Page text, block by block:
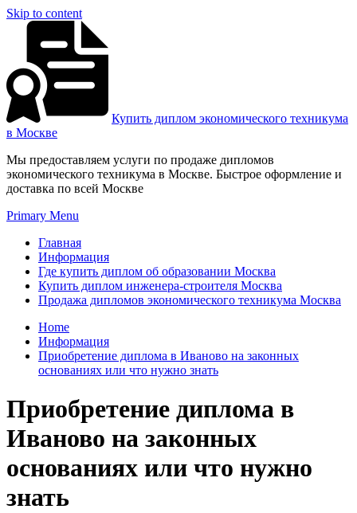
Skip to content
Купить диплом экономического техникума
в Москве
Мы предоставляем услуги по продаже дипломов
экономического техникума в Москве. Быстрое оформление и
доставка по всей Москве
Primary Menu
Главная
Информация
Где купить диплом об образовании Москва
Купить диплом инженера-строителя Москва
Продажа дипломов экономического техникума Москва
Home
Информация
Приобретение диплома в Иваново на законных
основаниях или что нужно знать
Приобретение диплома в
Иваново на законных
основаниях или что нужно
знать